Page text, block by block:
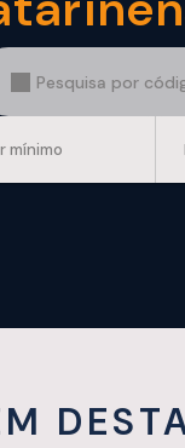
Pesquisa por